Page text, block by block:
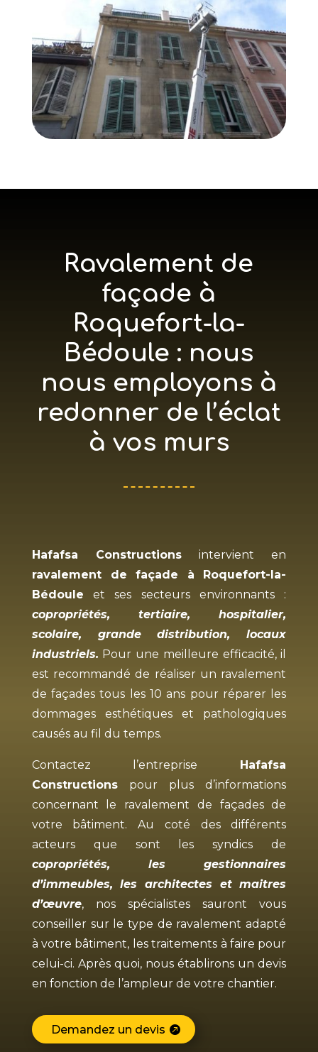
Ravalement de
façade à
Roquefort-la-
Bédoule : nous
nous employons à
redonner de l’éclat
à vos murs
Hafafsa Constructionsintervient en
ravalement de façade à
Roquefort-la-
Bédoule et ses secteurs environnants :
copropriétés, tertiaire, hospitalier,
scolaire, grande distribution, locaux
industriels. Pour une meilleure efficacité, il
est recommandé de réaliser un ravalement
de façades tous les 10 ans pour réparer les
dommages esthétiques et pathologiques
causés au fil du temps.
Contactez l’entreprise Hafafsa
Constructionspour plus d’informations
concernant le ravalement de façades de
votre bâtiment. Au coté des différents
acteurs que sont les syndics de
copropriétés, les gestionnaires
d’immeubles, les architectes et maitres
d’œuvre, nos spécialistes sauront vous
conseiller sur le type de ravalement adapté
à votre bâtiment, les traitements à faire pour
celui-ci. Après quoi, nous établirons un devis
en fonction de l’ampleur de votre chantier.
Demandez un devis